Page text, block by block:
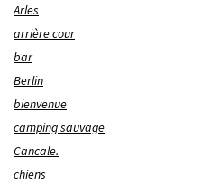
Arles
arrière cour
bar
Berlin
bienvenue
camping sauvage
Cancale.
chiens